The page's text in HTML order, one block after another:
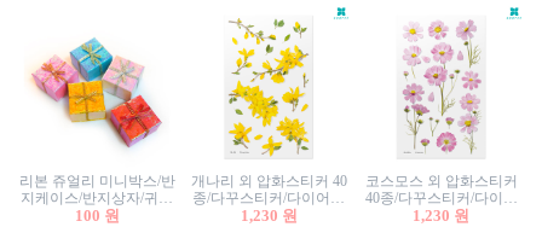
리본 쥬얼리 미니박스/반
지케이스/반지상자/귀걸
이상자/귀걸이박스/악세
100 원
개나리 외 압화스티커 40
종/다꾸스티커/다이어리
꾸미기/꽃스티커/자연물
1,230 원
코스모스 외 압화스티커
40종/다꾸스티커/다이어
리꾸미기/꽃스티커/자연
1,230 원